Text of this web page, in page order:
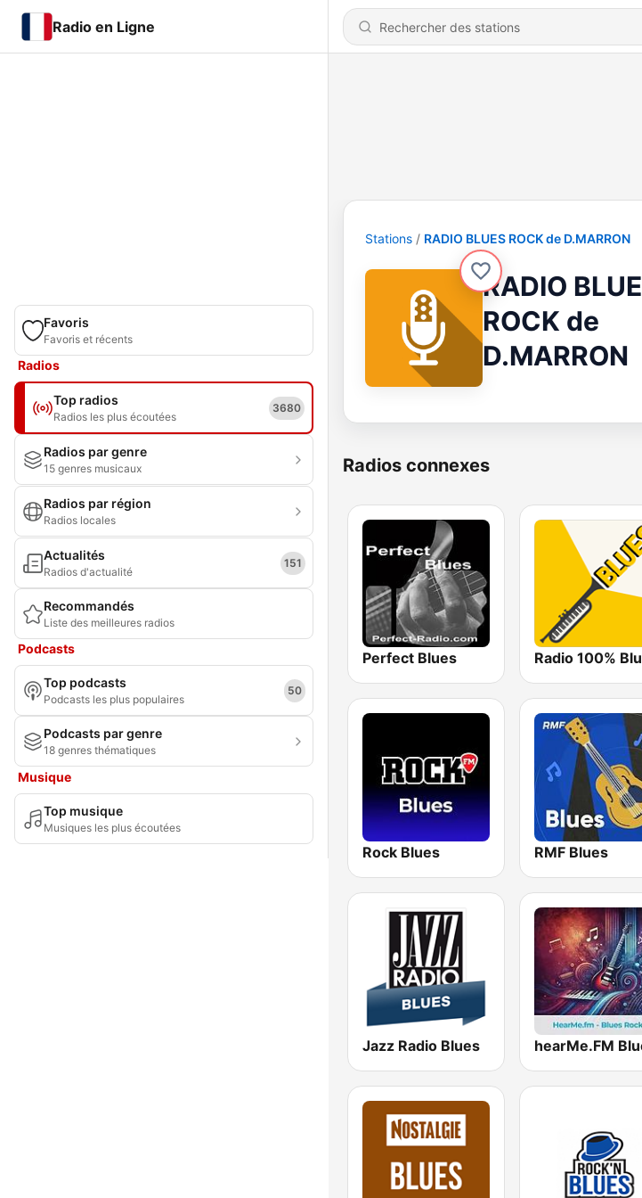
Radio en Ligne
Favoris
Favoris et récents
Radios
Top radios
Radios les plus écoutées
3680
Radios par genre
15 genres musicaux
Radios par région
Radios locales
Actualités
Radios d'actualité
151
Recommandés
Liste des meilleures radios
Podcasts
Top podcasts
Podcasts les plus populaires
50
Podcasts par genre
18 genres thématiques
Musique
Top musique
Musiques les plus écoutées
Stations RADIO BLUES ROCK de D.MARRON
RADIO
ROCK de
D.MARRON
Radios connexes
Perfect Blues Radio 100%
Rock Blues RMF Blues
Jazz Radio Blues